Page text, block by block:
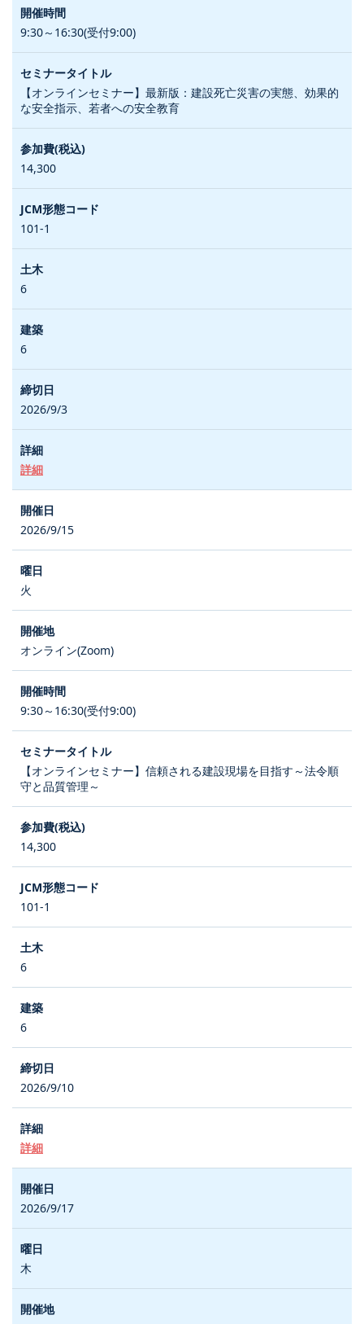
9:30～16:30(受付9:00)
【オンラインセミナー】最新版：建設死亡災害の実態、効果的
な安全指示、若者への安全教育
14,300
101-1
6
6
2026/9/3
詳細
2026/9/15
火
オンライン(Zoom)
9:30～16:30(受付9:00)
【オンラインセミナー】信頼される建設現場を目指す～法令順
守と品質管理～
14,300
101-1
6
6
2026/9/10
詳細
2026/9/17
木